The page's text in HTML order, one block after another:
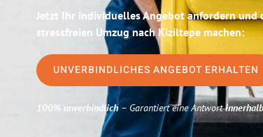
Jetzt Ihr individuelles Angebot anfordern und
stressfreien Umzug nach Kiziltepe machen:
UNVERBINDLICHES ANGEBOT ERHALTEN
100% unverbindlich– Garantiert eine Antwort